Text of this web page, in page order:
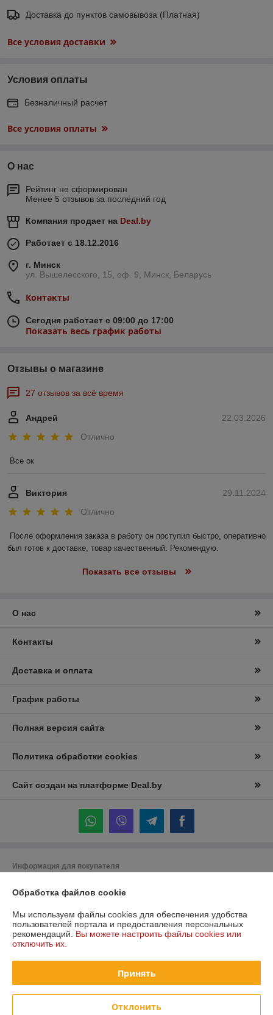
Доставка до пунктов самовывоза (Платная)
Все условия доставки
Условия оплаты
Безналичный расчет
Все условия оплаты
О нас
Рейтинг не сформирован
Менее 5 отзывов за последний год
Компания продает на Deal.by
Работает с 18.12.2016
г. Минск
ул. Вышелесского, 15, оф. 9, Минск, Беларусь
Контакты
Сегодня работает с 09:00 до 17:00
Показать весь график работы
Отзывы о магазине
27 отзывов за всё время
22.03.2026
Андрей
Отлично
Все ок
29.11.2024
Виктория
Отлично
После оформления заказа в работу он поступил быстро, оперативно
был готов к доставке, товар качественный. Рекомендую.
Показать все отзывы
О нас
Контакты
Доставка и оплата
График работы
Полная версия сайта
Политика обработки cookies
Сайт создан на платформе Deal.by
Информация для покупателя
"Лидана"
комната 9
Регистрационный номер ЕГР: 193732228
Регистрационный орган: Минский горисполком
Местонахождение книги жалоб и предложений: ул. Вышелесского, 15,
Обработка файлов cookie
Мы используем файлы cookies для обеспечения удобства
пользователей портала и предоставления персональных
рекомендаций. Вы можете настроить файлы cookies или
отключить их.
Принять
Отклонить